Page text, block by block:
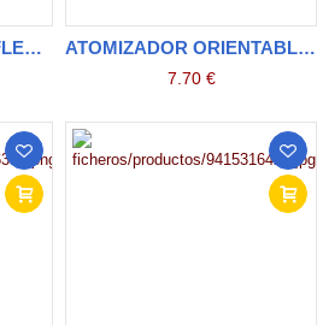
ATOMIZADOR GOMA FLEXIBLE LARGO ATOMIZADOR ORIENTABLE CORTO
7.70 €